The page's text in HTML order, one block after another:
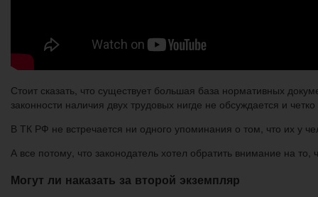
Стоит сказать, что существует большая база нормативных
законности наличия двух трудовых нигде не обсуждается и
В ТК РФ не встречается ни одного упоминания о том, что их у
А все потому, что законодатель хотел обратить внимание на
Могут ли наказать за второй экземпляр